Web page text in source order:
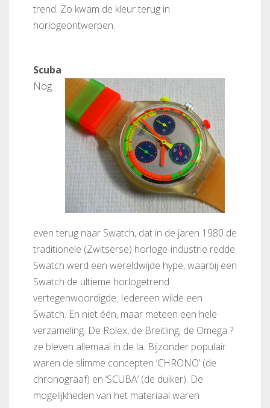
trend. Zo kwam de kleur terug in
horlogeontwerpen.
Scuba
Nog
even terug naar Swatch, dat in de jaren 1980 de
traditionele (Zwitserse) horloge-industrie redde.
Swatch werd een wereldwijde hype, waarbij een
Swatch de ultieme horlogetrend
vertegenwoordigde. Iedereen wilde een
Swatch. En niet één, maar meteen een hele
verzameling. De Rolex, de Breitling, de Omega ?
ze bleven allemaal in de la. Bijzonder populair
waren de slimme concepten ‘CHRONO’ (de
chronograaf) en ‘SCUBA’ (de duiker). De
mogelijkheden van het materiaal waren